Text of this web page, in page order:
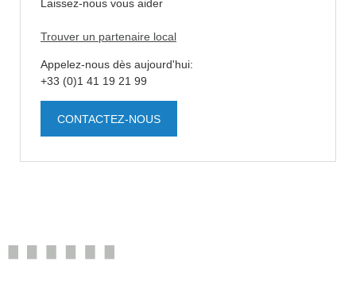
Laissez-nous vous aider
Trouver un partenaire local
Appelez-nous dès aujourd'hui:
+33 (0)1 41 19 21 99
CONTACTEZ-NOUS